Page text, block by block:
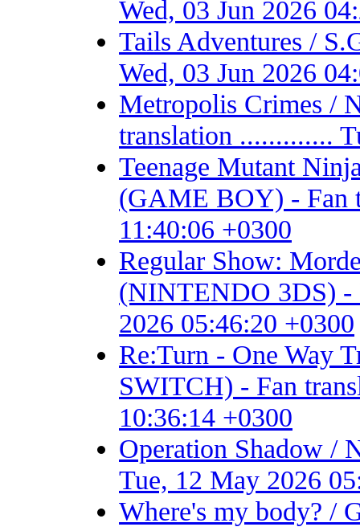
Wed, 03 Jun 2026
Tails Adventures /
Wed, 03 Jun 2026
Metropolis Crimes /
translation .............
Teenage Mutant
(GAME BOY) - Fan
11:40:06 +0300
Regular Show:
(NINTENDO 3DS) -
2026 05:46:20 +0300
Re:Turn - One Way
SWITCH) - Fan
10:36:14 +0300
Operation Shadow
Tue, 12 May 2026
Where's my body? /